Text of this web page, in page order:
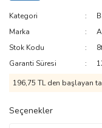
Kategori
Marka
Stok Kodu
Garanti Süresi
196,75 TL den başlayan
Seçenekler